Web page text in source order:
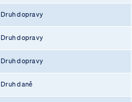
Druh dopravy
Druh dopravy
Druh dopravy
Druh daně